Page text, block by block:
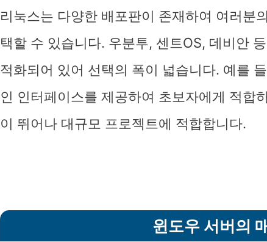
리눅스는 다양한 배포판이 존재하여 여러분
택할 수 있습니다. 우분투, 센트OS, 데비안
적화되어 있어 선택의 폭이 넓습니다. 예를
인 인터페이스를 제공하여 초보자에게 적합
이 뛰어나 대규모 프로젝트에 적합합니다.
윈도우 서버의